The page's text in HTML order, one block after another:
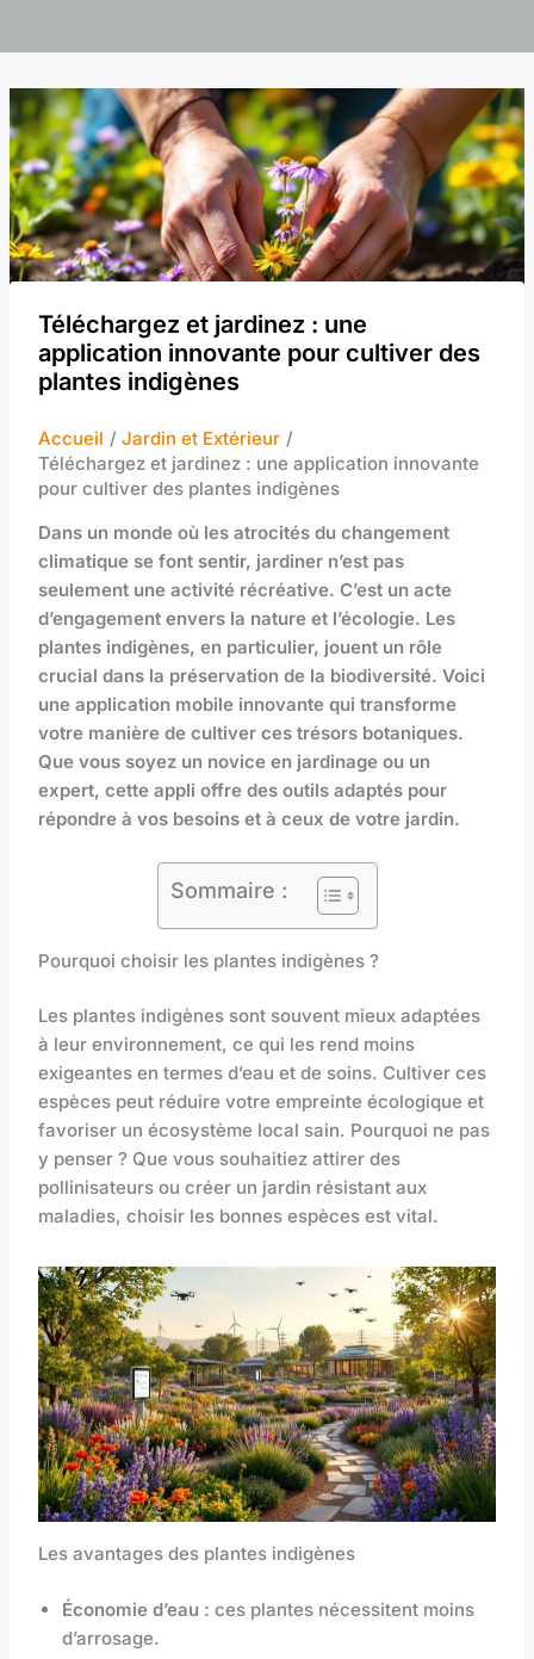
Téléchargez et jardinez : une
application innovante pour cultiver des
plantes indigènes
Accueil
Jardin et Extérieur
Téléchargez et jardinez : une application innovante
pour cultiver des plantes indigènes
Dans un monde où les atrocités du changement
climatique se font sentir, jardiner n’est pas
seulement une activité récréative. C’est un acte
d’engagement envers la nature et l’écologie. Les
plantes indigènes, en particulier, jouent un rôle
crucial dans la préservation de la biodiversité. Voici
une application mobile innovante qui transforme
votre manière de cultiver ces trésors botaniques.
Que vous soyez un novice en jardinage ou un
expert, cette appli offre des outils adaptés pour
répondre à vos besoins et à ceux de votre jardin.
Sommaire :
Pourquoi choisir les plantes indigènes ?
Les plantes indigènes sont souvent mieux adaptées
à leur environnement, ce qui les rend moins
exigeantes en termes d’eau et de soins. Cultiver ces
espèces peut réduire votre empreinte écologique et
favoriser un écosystème local sain. Pourquoi ne pas
y penser ? Que vous souhaitiez attirer des
pollinisateurs ou créer un jardin résistant aux
maladies, choisir les bonnes espèces est vital.
Les avantages des plantes indigènes
Économie d’eau : ces plantes nécessitent moins
d’arrosage.